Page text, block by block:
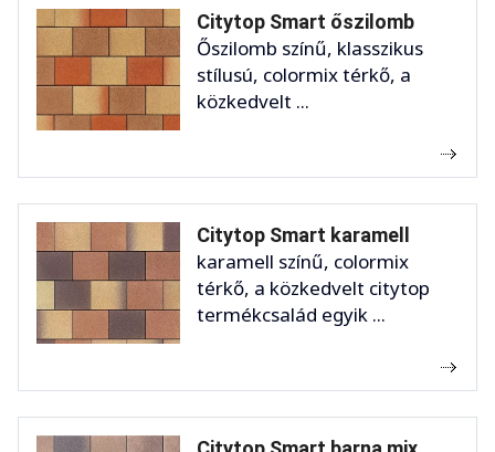
Citytop Smart őszilomb
Őszilomb színű, klasszikus
stílusú, colormix térkő, a
közkedvelt ...
Citytop Smart karamell
karamell színű, colormix
térkő, a közkedvelt citytop
termékcsalád egyik ...